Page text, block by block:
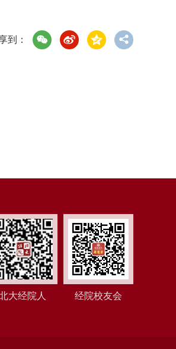
到：
大经院人 经院校友会